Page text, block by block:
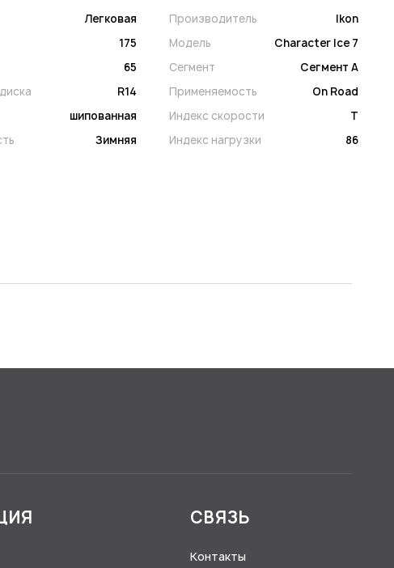
Легковая
175
65
R14
шипованная
Зимняя
Производитель
Ikon
Модель
Character Ice 7
Сегмент
Сегмент A
Применяемость
On Road
Индекс скорости
T
Индекс нагрузки
86
СВЯЗЬ
Контакты